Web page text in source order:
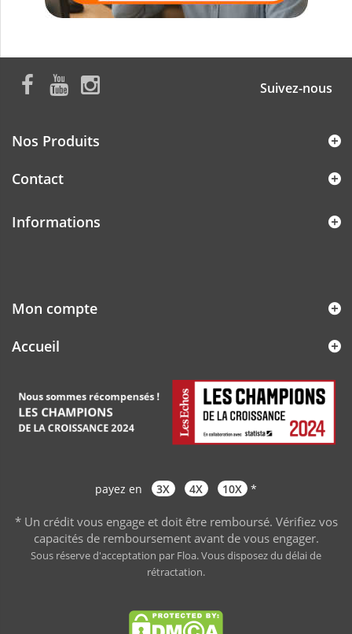
Suivez-nous
Nos Produits
Contact
Informations
Mon compte
Accueil
payez en 3X 4X 10X *
* Un crédit vous engage et doit être remboursé. Vérifiez vos
capacités de remboursement avant de vous engager.
Sous réserve d'acceptation par Floa. Vous disposez du délai de
rétractation.